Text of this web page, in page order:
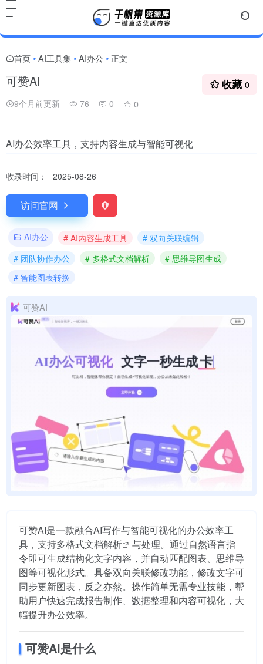
首页 • AI工具集 • AI办公 • 正文
可赞AI
9个月前更新 76 0 0
收藏 0
AI办公效率工具，支持内容生成与智能可视化
收录时间： 2025-08-26
访问官网
AI办公 # AI内容生成工具
# 双向关联编辑
# 团队协作办公
# 多格式文档解析
# 思维导图生成
# 智能图表转换
可赞AI
可赞AI是一款融合AI写作与智能可视化的办公效率工
具，支持多格式文档解析
与处理。通过自然语言指
令即可生成结构化文字内容，并自动匹配图表、思维导
图等可视化形式。具备双向关联修改功能，修改文字可
同步更新图表，反之亦然。操作简单无需专业技能，帮
助用户快速完成报告制作、数据整理和内容可视化，大
幅提升办公效率。
可赞AI是什么